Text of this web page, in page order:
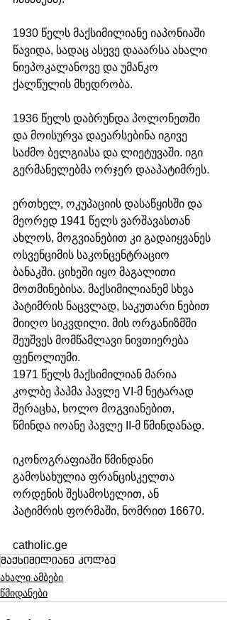
1930 წელს მაქსიმილიანე იაპონიაში
წავიდა, სადაც ასევე დააარსა ახალი
ნიეპოკალანოვე და უმანკო
ქალწულის მხედრობა.
1936 წელს დაბრუნდა პოლონეთში
და მოისურვა დაეარსებინა იგივე
საძმო ბელგიასა და ლიეტუვაში. იგი
გერმანელებმა ორჯერ დააპატიმრეს.
ერთხელ, ოკუპაციის დასაწყისში და
მეორედ 1941 წელს ვარშავასთან
ახლოს, მოგვიანებით კი გადაიყვანეს
ოსვენციმის საკონცენტრაციო
ბანაკში. ციხეში იყო მაგალითი
მოთმინებისა. მაქსიმილიანემ სხვა
პატიმრის ნაცვლად, საკუთარი ნებით
მიიღო სიკვდილი. მის ორგანიზმში
შეუშვეს მომწამლავი ნივთიერება
ფენოლიუმი.
1971 წელს მაქსიმილიან მარია
კოლბე პაპმა პავლე VI-მ ნეტარად
შერაცხა, ხოლო მოგვიანებით,
წმინდა იოანე პავლე II-მ წმინდანად.
იკონოგრაფიაში წმინდანი
გამოსახულია ფრანცისკელთა
ორდენის შესამოსელით, ან
პატიმრის ფორმაში, ნომრით 16670.
catholic.ge
მაქსიმილიანე კოლბე
ახალი ამბები
წმიდანები